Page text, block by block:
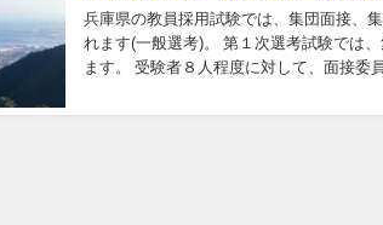
兵庫県の教員採用試験では、集団面接、
れます(一般選考)。 第１次選考試験では
ます。 受験者８人程度に対して、面接委